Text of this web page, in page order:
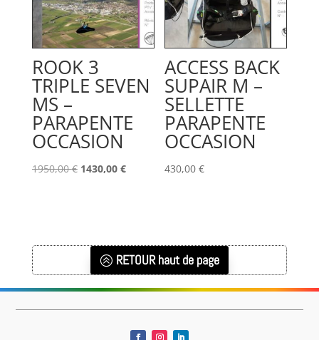
ROOK 3
TRIPLE SEVEN
MS –
PARAPENTE
OCCASION
1950,00€ Le
1430,00 €Le
ACCESS BACK
SUPAIR M –
SELLETTE
PARAPENTE
OCCASION
430,00€
RETOUR haut de page